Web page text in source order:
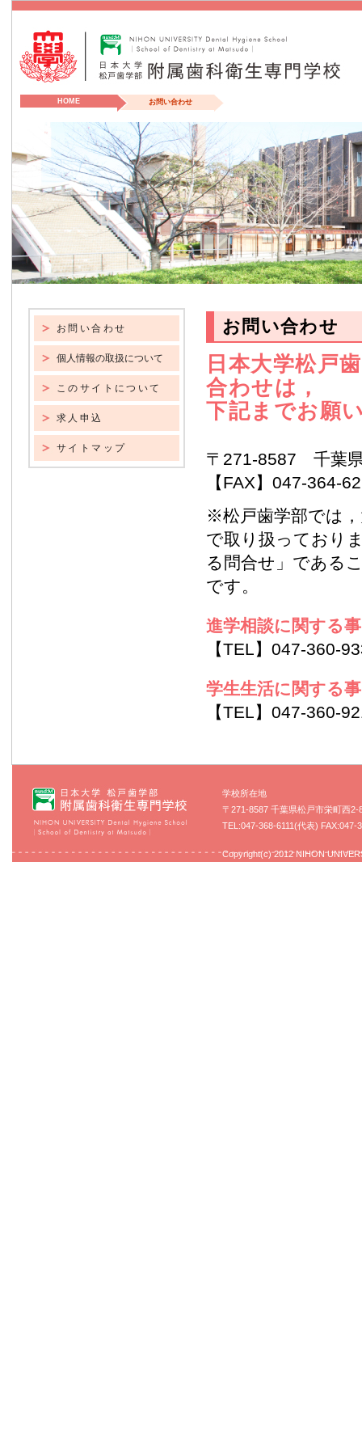
HOME お問い合わせ
お問い合わせ
個人情報の取扱について
このサイトについて
求人申込
サイトマップ
お問い合わせ
日本大学松戸
合わせは，
下記までお願
〒271-8587 千葉
【FAX】047-364-
※松戸歯学部では
で取り扱っており
る問合せ」である
です。
進学相談に関する事
【TEL】047-360-
学生生活に関する事
【TEL】047-360-
学校所在地
〒271-8587 千葉県松戸市栄町西2-
TEL:047-368-6111(代表) FAX:047-
Copyright(c) 2012 NIHON